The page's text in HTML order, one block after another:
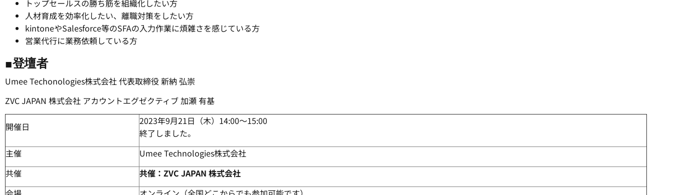
トップセールスの勝ち筋を組織化したい方
人材育成を効率化したい、離職対策をしたい方
kintoneやSalesforce等のSFAの入力作業に煩雑さを感じている方
営業代行に業務依頼している方
■登壇者
Umee Techonologies株式会社 代表取締役新納 弘崇
ZVC JAPAN 株式会社 アカウントエグゼクティブ 加瀬 有基
開催日
2023年9月21日（木）14:00～15:00
終了しました。
主催
Umee Technologies株式会社
共催
共催：ZVC JAPAN 株式会社